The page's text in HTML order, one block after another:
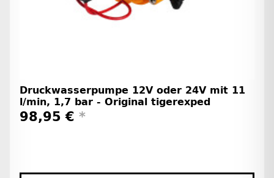
Druckwasserpumpe 12V oder 24V mit 11
l/min, 1,7 bar - Original tigerexped
98,95 € *